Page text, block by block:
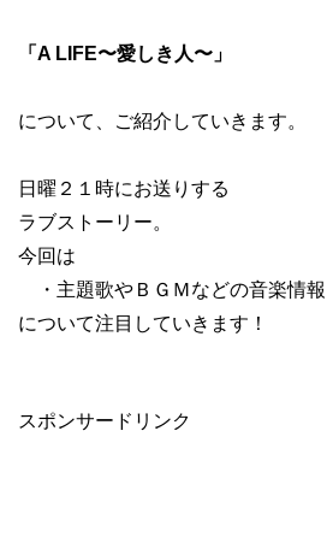
「A LIFE〜愛しき人〜」
について、ご紹介していきます。
日曜２１時にお送りする
ラブストーリー。
今回は
・主題歌やＢＧＭなどの音楽情報
について注目していきます！
スポンサードリンク